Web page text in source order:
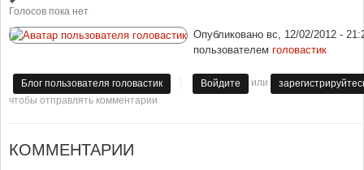
Голосов пока нет
Опубликовано вс, 12/02/2012 -
пользователем головастик
Блог пользователя головастик Войдите или
чтобы отправлять комментарии
КОММЕНТАРИИ